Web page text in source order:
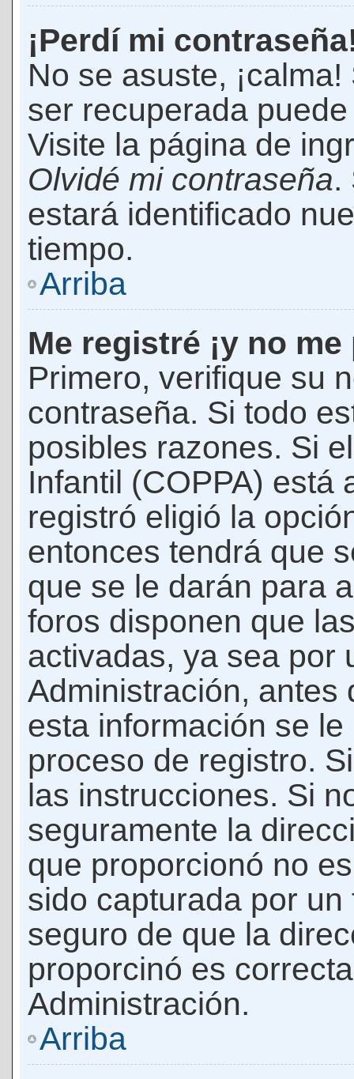
¡Perdí mi
No se asuste,
ser recuperada
Visite la página de
Olvidé mi contraseña.
estará identificado
tiempo.
Arriba
Me registré ¡y no
Primero, verifique su
contraseña. Si todo
posibles razones. Si
Infantil (COPPA) está
registró eligió la
entonces tendrá que
que se le darán para
foros disponen que
activadas, ya sea por
Administración, antes
esta información se
proceso de registro.
las instrucciones. Si
seguramente la
que proporcionó no
sido capturada por
seguro de que la
proporcinó es
Administración.
Arriba